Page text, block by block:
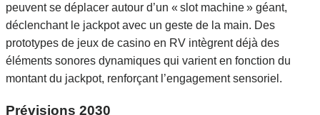
peuvent se déplacer autour d’un « slot machine » géant,
déclenchant le jackpot avec un geste de la main. Des
prototypes de jeux de casino en RV intègrent déjà des
éléments sonores dynamiques qui varient en fonction du
montant du jackpot, renforçant l’engagement sensoriel.
Prévisions 2030